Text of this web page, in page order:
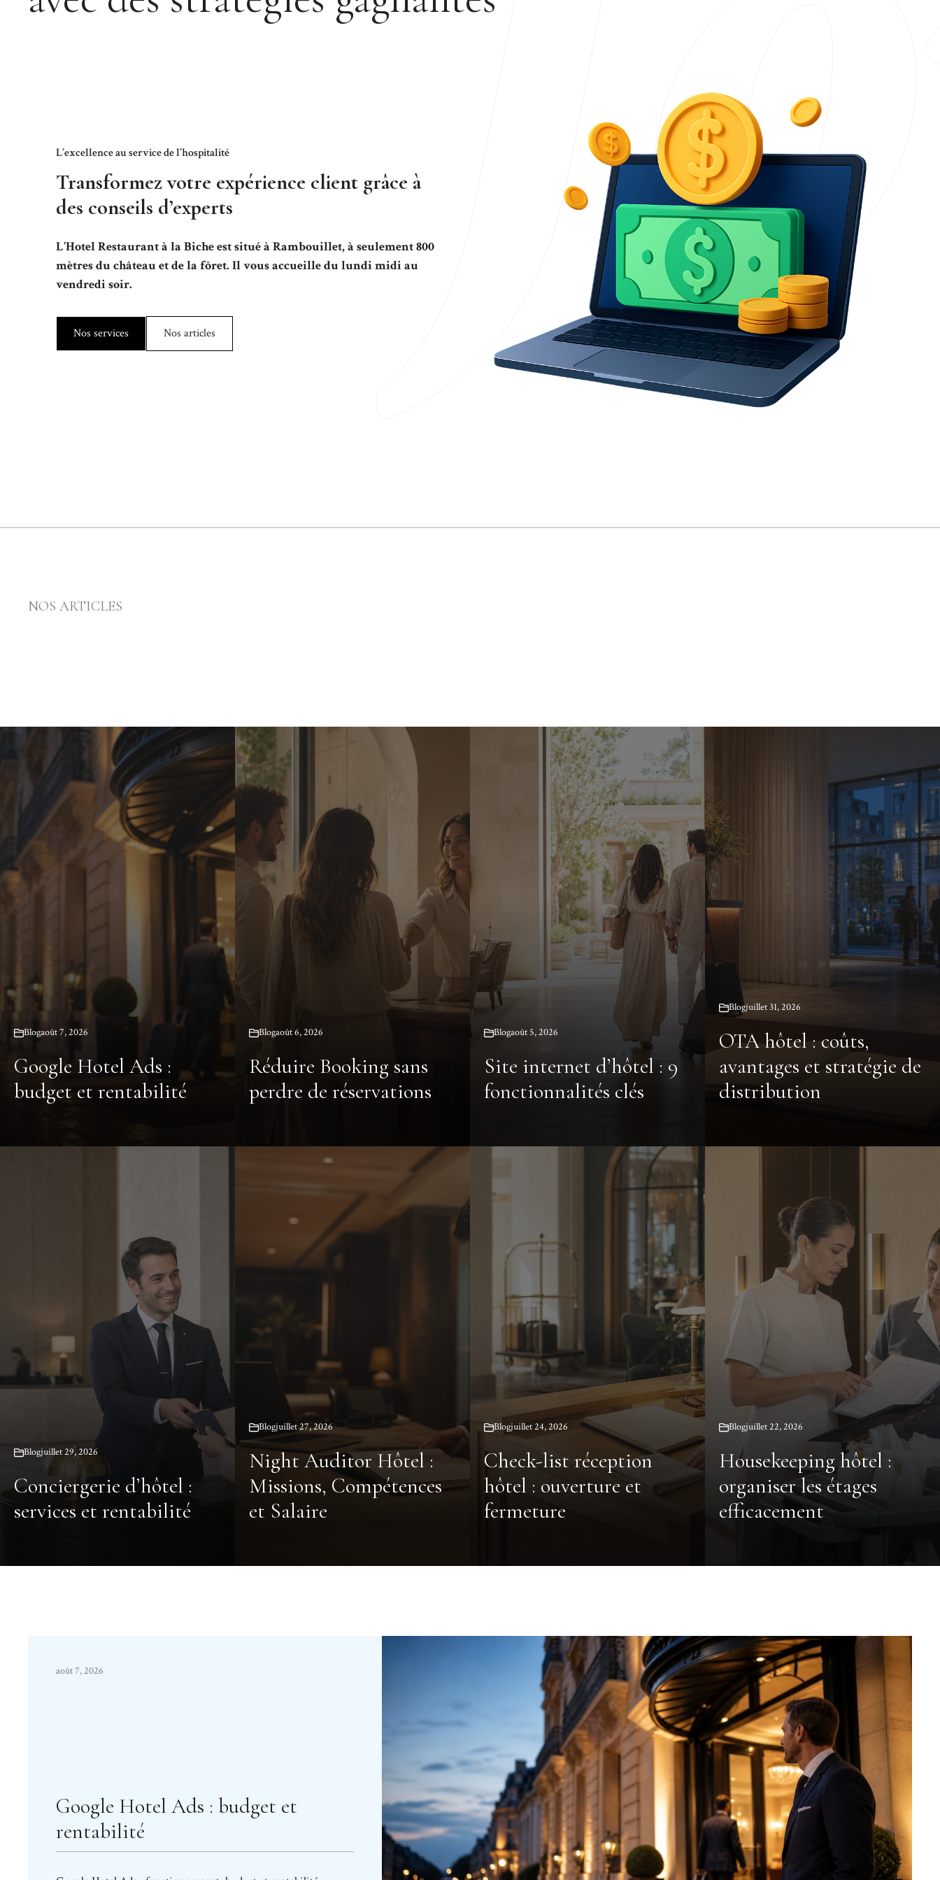
L’excellence au service de l’hospitalité
Transformez votre expérience client grâce à
des conseils d’experts
L’Hotel Restaurant à la Biche est situé à Rambouillet, à seulement 800
mètres du château et de la fôret. Il vous accueille du lundi midi au
vendredi soir.
Nos services Nos articles
NOS ARTICLES
Blogaoût 7, 2026
Google Hotel Ads :
budget et rentabilité
Blogaoût 6, 2026
Réduire Booking sans
perdre de réservations
Blogaoût 5, 2026
Site internet d’hôtel : 9
fonctionnalités clés
Blogjuillet 31, 2026
OTA hôtel : coûts,
avantages et stratégie de
distribution
Blogjuillet 29, 2026
Conciergerie d’hôtel :
services et rentabilité
Blogjuillet 27, 2026
Night Auditor Hôtel :
Missions, Compétences
et Salaire
Blogjuillet 24, 2026
Check-list réception
hôtel : ouverture et
fermeture
Blogjuillet 22, 2026
Housekeeping hôtel :
organiser les étages
efficacement
août 7, 2026
Google Hotel Ads : budget et
rentabilité